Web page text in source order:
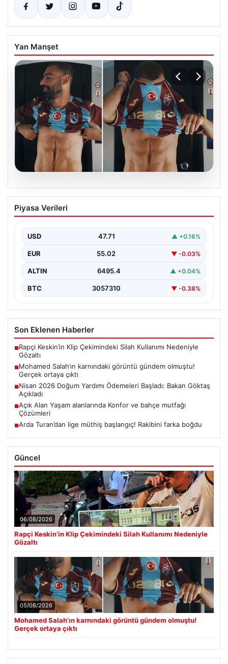
Yan Manşet
05.08.2026
Mohamed Salah’ın karnındaki görüntü
gündem olmuştu! Gerçek ortaya çıktı
Piyasa Verileri
USD 47.71 ▲ +0.16%
EUR 55.02 ▼ -0.03%
ALTIN 6495.4 ▲ +0.04%
BTC 3057310 ▼ -0.38%
Son Eklenen Haberler
■Rapçi Keskin’in Klip Çekimindeki Silah Kullanımı Nedeniyle
Gözaltı
■Mohamed Salah’ın karnındaki görüntü gündem olmuştu!
Gerçek ortaya çıktı
■Nisan 2026 Doğum Yardımı Ödemeleri Başladı: Bakan Göktaş
Açıkladı
■Açık Alan Yaşam alanlarında Konfor ve bahçe mutfağı
Çözümleri
■Arda Turan’dan lige müthiş başlangıç! Rakibini farka boğdu
Güncel
06/08/2026
Rapçi Keskin’in Klip Çekimindeki Silah Kullanımı Nedeniyle
Gözaltı
05/08/2026
Mohamed Salah’ın karnındaki görüntü gündem olmuştu!
Gerçek ortaya çıktı